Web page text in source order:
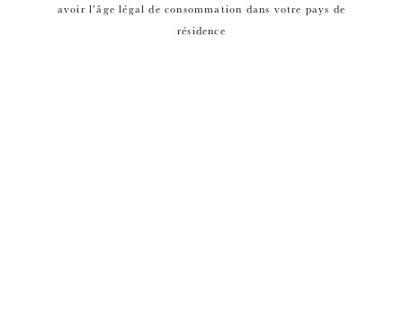
avoir l’âge légal de consommation dans votre pays de
résidence